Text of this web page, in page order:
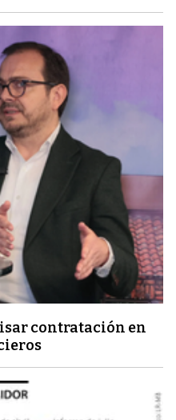
contratación en